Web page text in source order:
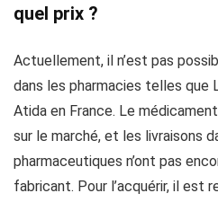
quel prix ?
Actuellement, il n’est pas
dans les pharmacies telles que
Atida en France. Le
sur le marché, et les livraisons
pharmaceutiques n’ont pas
fabricant. Pour l’acquérir, il est